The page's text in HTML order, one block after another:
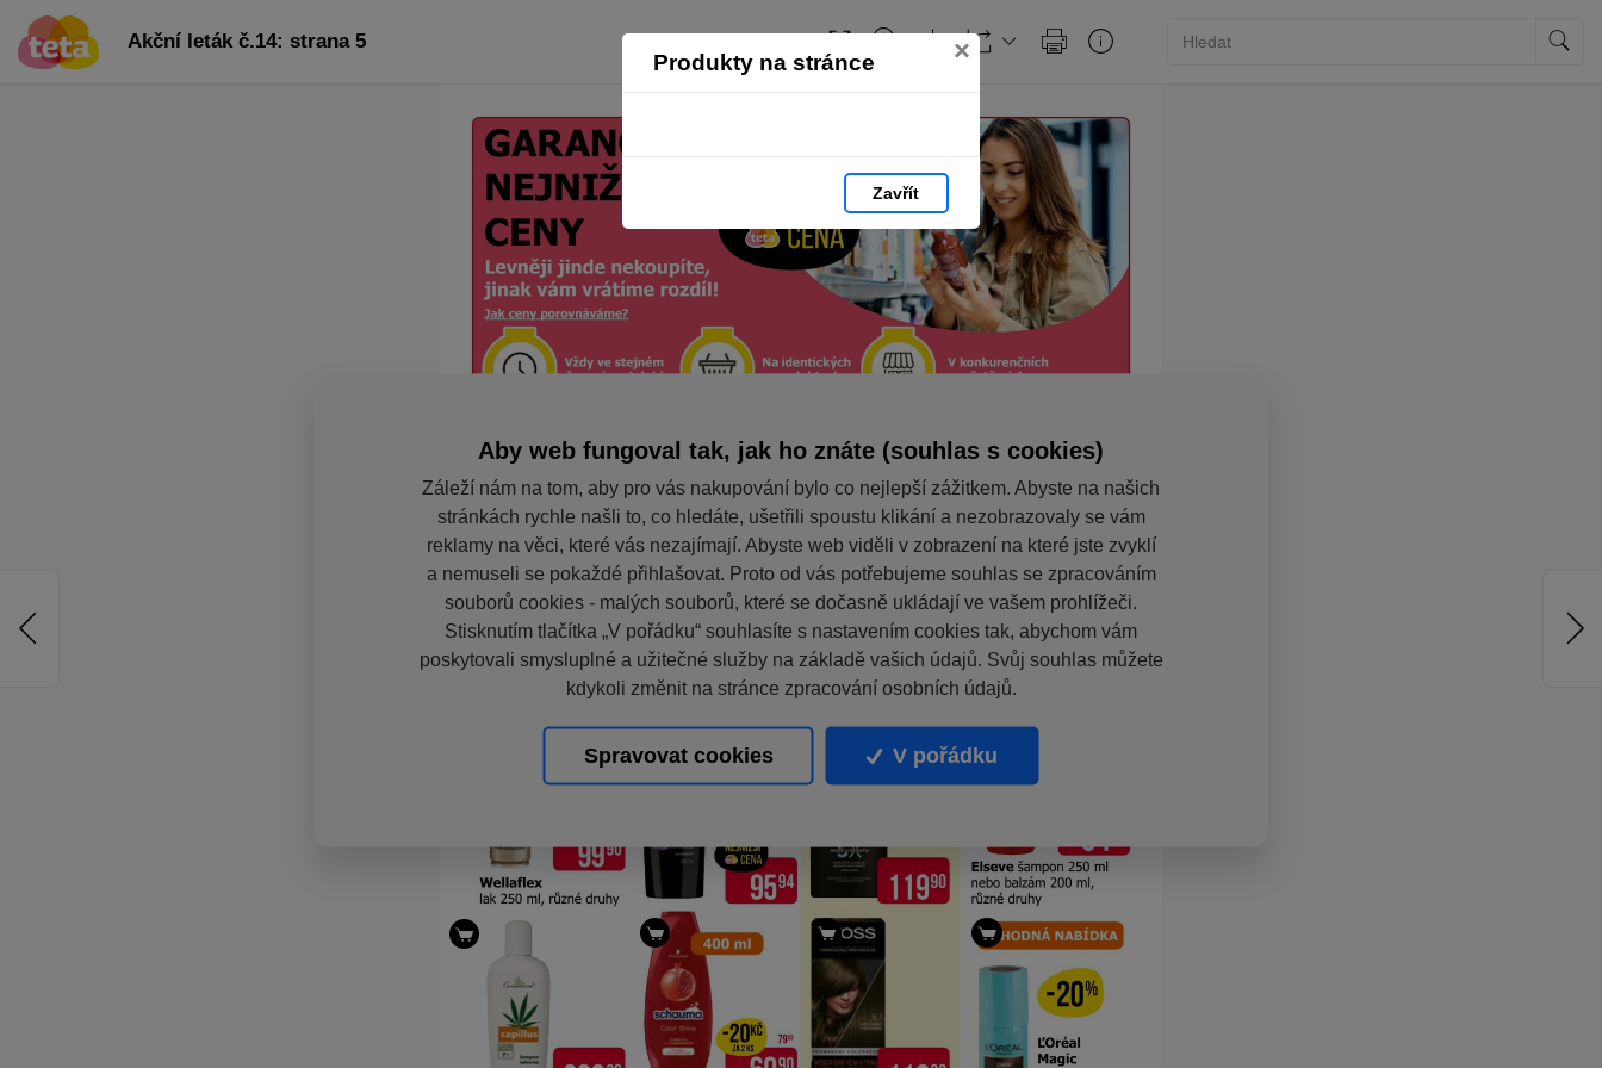
Produkty na stránce ×
Zavřít
Akční leták č.14: strana 5
Aby web fungoval tak, jak ho znáte (souhlas s cookies)
Záleží nám na tom, aby pro vás nakupování bylo co nejlepší zážitkem. Abyste na našich
stránkách rychle našli to, co hledáte, ušetřili spoustu klikání a nezobrazovaly se vám
reklamy na věci, které vás nezajímají. Abyste web viděli v zobrazení na které jste zvyklí
a nemuseli se pokaždé přihlašovat. Proto od vás potřebujeme souhlas se zpracováním
souborů cookies - malých souborů, které se dočasně ukládají ve vašem prohlížeči.
Stisknutím tlačítka „V pořádku“ souhlasíte s nastavením cookies tak, abychom vám
poskytovali smysluplné a užitečné služby na základě vašich údajů. Svůj souhlas můžete
kdykoli změnit na stránce zpracování osobních údajů.
Spravovat cookies V pořádku